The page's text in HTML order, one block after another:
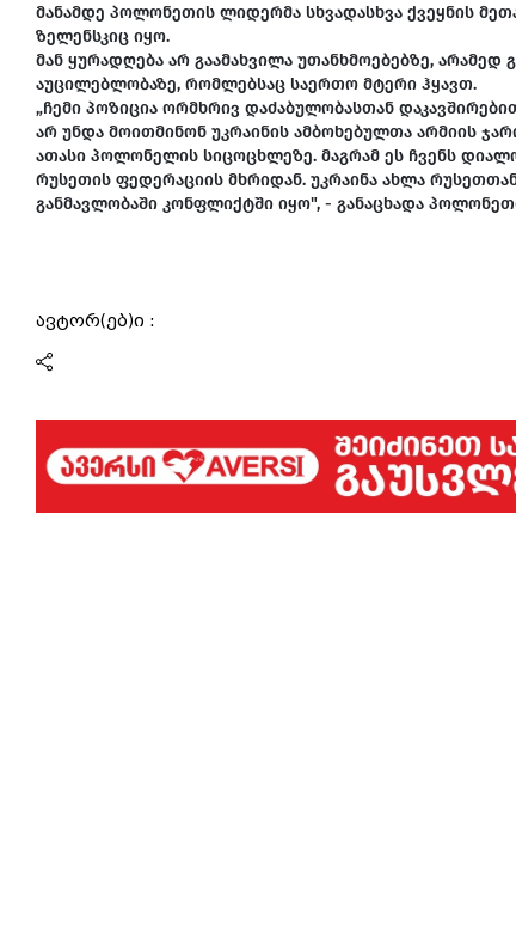
მანამდე პოლონეთის ლიდერმა სხვადასხვა ქვეყნის
ზელენსკიც იყო.
მან ყურადღება არ გაამახვილა უთანხმოებებზე,
აუცილებლობაზე, რომლებსაც საერთო მტერი ჰყავთ.
„ჩემი პოზიცია ორმხრივ დაძაბულობასთან
არ უნდა მოითმინონ უკრაინის ამბოხებულთა არმიის
ათასი პოლონელის სიცოცხლეზე. მაგრამ ეს ჩვენს
რუსეთის ფედერაციის მხრიდან. უკრაინა ახლა
განმავლობაში კონფლიქტში იყო", - განაცხადა
ავტორ(ებ)ი :